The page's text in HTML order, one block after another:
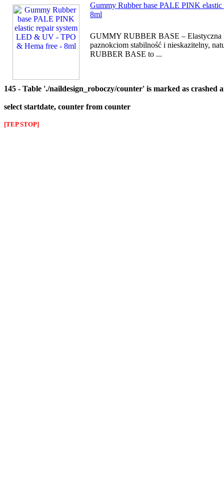
Gummy Rubber base PALE PINK
8ml
GUMMY RUBBER BASE – Elastyczna
paznokciom stabilność i nieskazitelny,
RUBBER BASE to ...
145 - Table './naildesign_roboczy/counter' is marked as crashed
select startdate, counter from counter
[TEP STOP]